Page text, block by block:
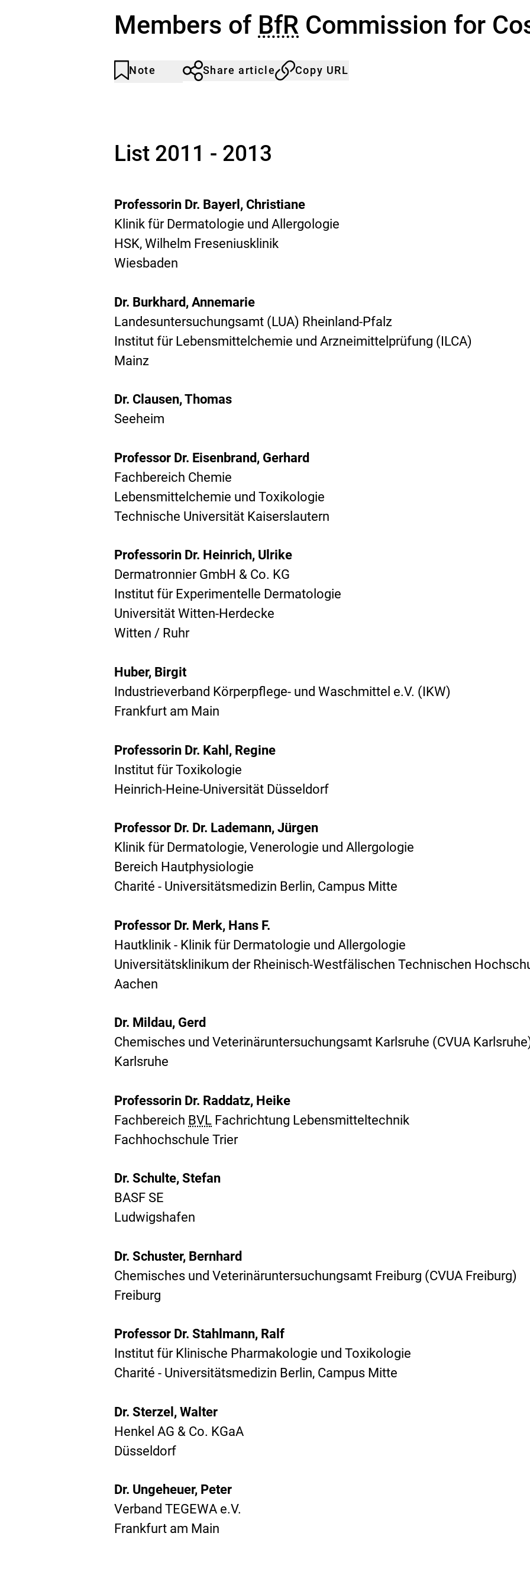
Members of BfR Commission for
Note
Article
Click
list.
Share article Copy URL
List 2011 - 2013
Professorin Dr. Bayerl, Christiane
Klinik für Dermatologie und Allergologie
HSK, Wilhelm Freseniusklinik
Wiesbaden
Dr. Burkhard, Annemarie
Landesuntersuchungsamt (LUA) Rheinland-Pfalz
Institut für Lebensmittelchemie und Arzneimittelprüfung (ILCA)
Mainz
Dr. Clausen, Thomas
Seeheim
Professor Dr. Eisenbrand, Gerhard
Fachbereich Chemie
Lebensmittelchemie und Toxikologie
Technische Universität Kaiserslautern
Professorin Dr. Heinrich, Ulrike
Dermatronnier GmbH & Co. KG
Institut für Experimentelle Dermatologie
Universität Witten-Herdecke
Witten / Ruhr
Huber, Birgit
Industrieverband Körperpflege- und Waschmittel e.V. (IKW)
Frankfurt am Main
Professorin Dr. Kahl, Regine
Institut für Toxikologie
Heinrich-Heine-Universität Düsseldorf
Professor Dr. Dr. Lademann, Jürgen
Klinik für Dermatologie, Venerologie und Allergologie
Bereich Hautphysiologie
Charité - Universitätsmedizin Berlin, Campus Mitte
Professor Dr. Merk, Hans F.
Hautklinik - Klinik für Dermatologie und Allergologie
Universitätsklinikum der Rheinisch-Westfälischen Technischen
Aachen
Dr. Mildau, Gerd
Chemisches und Veterinäruntersuchungsamt Karlsruhe (CVUA
Karlsruhe
Professorin Dr. Raddatz, Heike
Fachbereich BVL Fachrichtung Lebensmitteltechnik
Fachhochschule Trier
Dr. Schulte, Stefan
BASF SE
Ludwigshafen
Dr. Schuster, Bernhard
Chemisches und Veterinäruntersuchungsamt Freiburg (CVUA Freiburg)
Freiburg
Professor Dr. Stahlmann, Ralf
Institut für Klinische Pharmakologie und Toxikologie
Charité - Universitätsmedizin Berlin, Campus Mitte
Dr. Sterzel, Walter
Henkel AG & Co. KGaA
Düsseldorf
Dr. Ungeheuer, Peter
Verband TEGEWA e.V.
Frankfurt am Main